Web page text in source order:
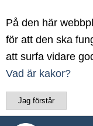
På den här
för att den ska
att surfa vidare
Vad är kakor?
Jag förstår